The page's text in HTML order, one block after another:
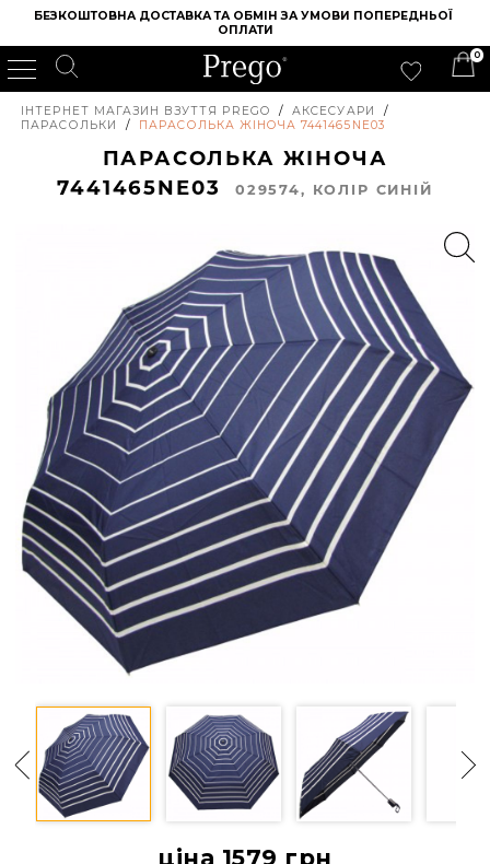
БЕЗКОШТОВНА ДОСТАВКА ТА ОБМІН ЗА УМОВИ ПОПЕРЕДНЬОЇ
ОПЛАТИ
0
ІНТЕРНЕТ МАГАЗИН ВЗУТТЯ PREGO / АКСЕСУАРИ
/
ПАРАСОЛЬКИ
/ ПАРАСОЛЬКА ЖІНОЧА 7441465NE03
ПАРАСОЛЬКА ЖІНОЧА
7441465NE03029574, КОЛIР СИНІЙ
ціна 1579 грн